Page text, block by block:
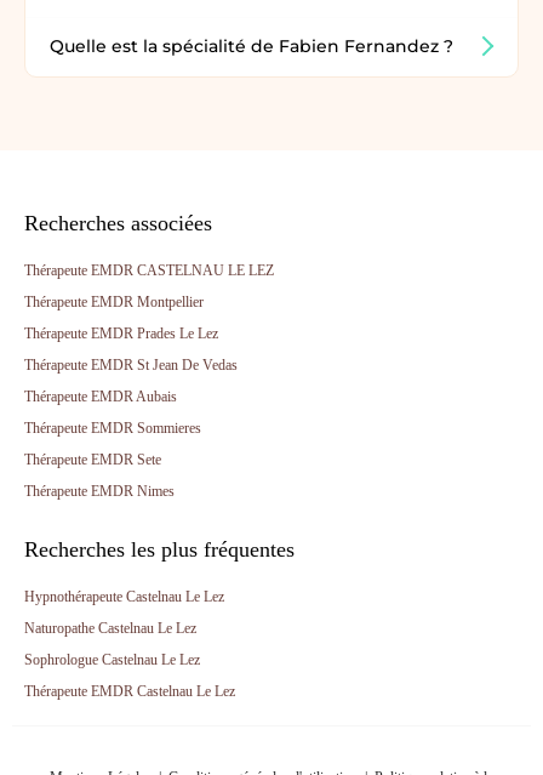
Quelle est la spécialité de Fabien Fernandez ?
Recherches associées
Thérapeute EMDR CASTELNAU LE LEZ
Thérapeute EMDR Montpellier
Thérapeute EMDR Prades Le Lez
Thérapeute EMDR St Jean De Vedas
Thérapeute EMDR Aubais
Thérapeute EMDR Sommieres
Thérapeute EMDR Sete
Thérapeute EMDR Nimes
Recherches les plus fréquentes
Hypnothérapeute Castelnau Le Lez
Naturopathe Castelnau Le Lez
Sophrologue Castelnau Le Lez
Thérapeute EMDR Castelnau Le Lez